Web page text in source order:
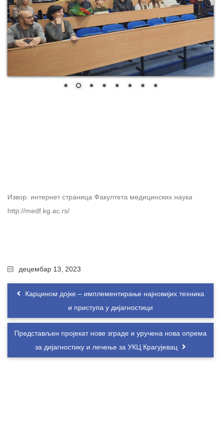
Извор: интернет страница Факултета медицинских наука
http://medf.kg.ac.rs/
децембар 13, 2023
Карцином дојке – имплементирање најновијих техника
и приступа у дијагностици
Представљен пројекат нове зграде и уручена нова опрема
за дијагностику и лечење за УКЦ Крагујевац